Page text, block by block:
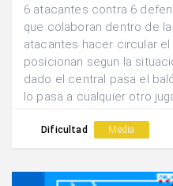
6 atacantes contra 6
que colaboran dentro de
atacantes hacer circular
posicionan segun la
dado el central pasa el
lo pasa a cualquier otro
Dificultad Media